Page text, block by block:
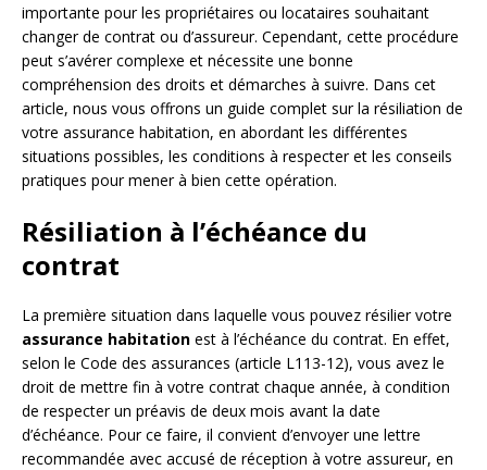
importante pour les propriétaires ou locataires souhaitant
changer de contrat ou d’assureur. Cependant, cette procédure
peut s’avérer complexe et nécessite une bonne
compréhension des droits et démarches à suivre. Dans cet
article, nous vous offrons un guide complet sur la résiliation de
votre assurance habitation, en abordant les différentes
situations possibles, les conditions à respecter et les conseils
pratiques pour mener à bien cette opération.
Résiliation à l’échéance du
contrat
La première situation dans laquelle vous pouvez résilier votre
assurance habitation est à l’échéance du contrat. En effet,
selon le Code des assurances (article L113-12), vous avez le
droit de mettre fin à votre contrat chaque année, à condition
de respecter un préavis de deux mois avant la date
d’échéance. Pour ce faire, il convient d’envoyer une lettre
recommandée avec accusé de réception à votre assureur, en